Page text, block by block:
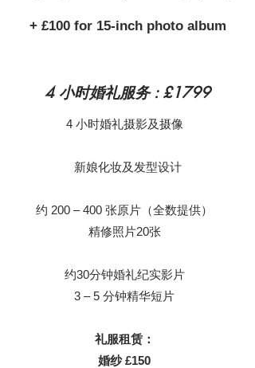
+ £100 for 15-inch photo album
4 小时婚礼服务 : £1799
4 小时婚礼摄影及摄像
新娘化妆及发型设计
约 200 – 400 张原片（全数提供）
精修照片20张
约30分钟婚礼纪实影片
3 – 5 分钟精华短片
礼服租赁：
婚纱 £150